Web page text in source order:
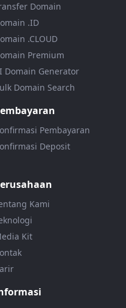
Domain
.ID
.CLOUD
Premium
Domain Generator
Domain Search
Pembayaran
Deposit
Kami
Kit